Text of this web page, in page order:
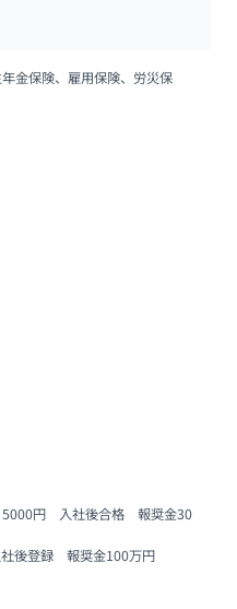
金保険、雇用保険、労災保
円　入社後合格　報奨金30
後登録　報奨金100万円